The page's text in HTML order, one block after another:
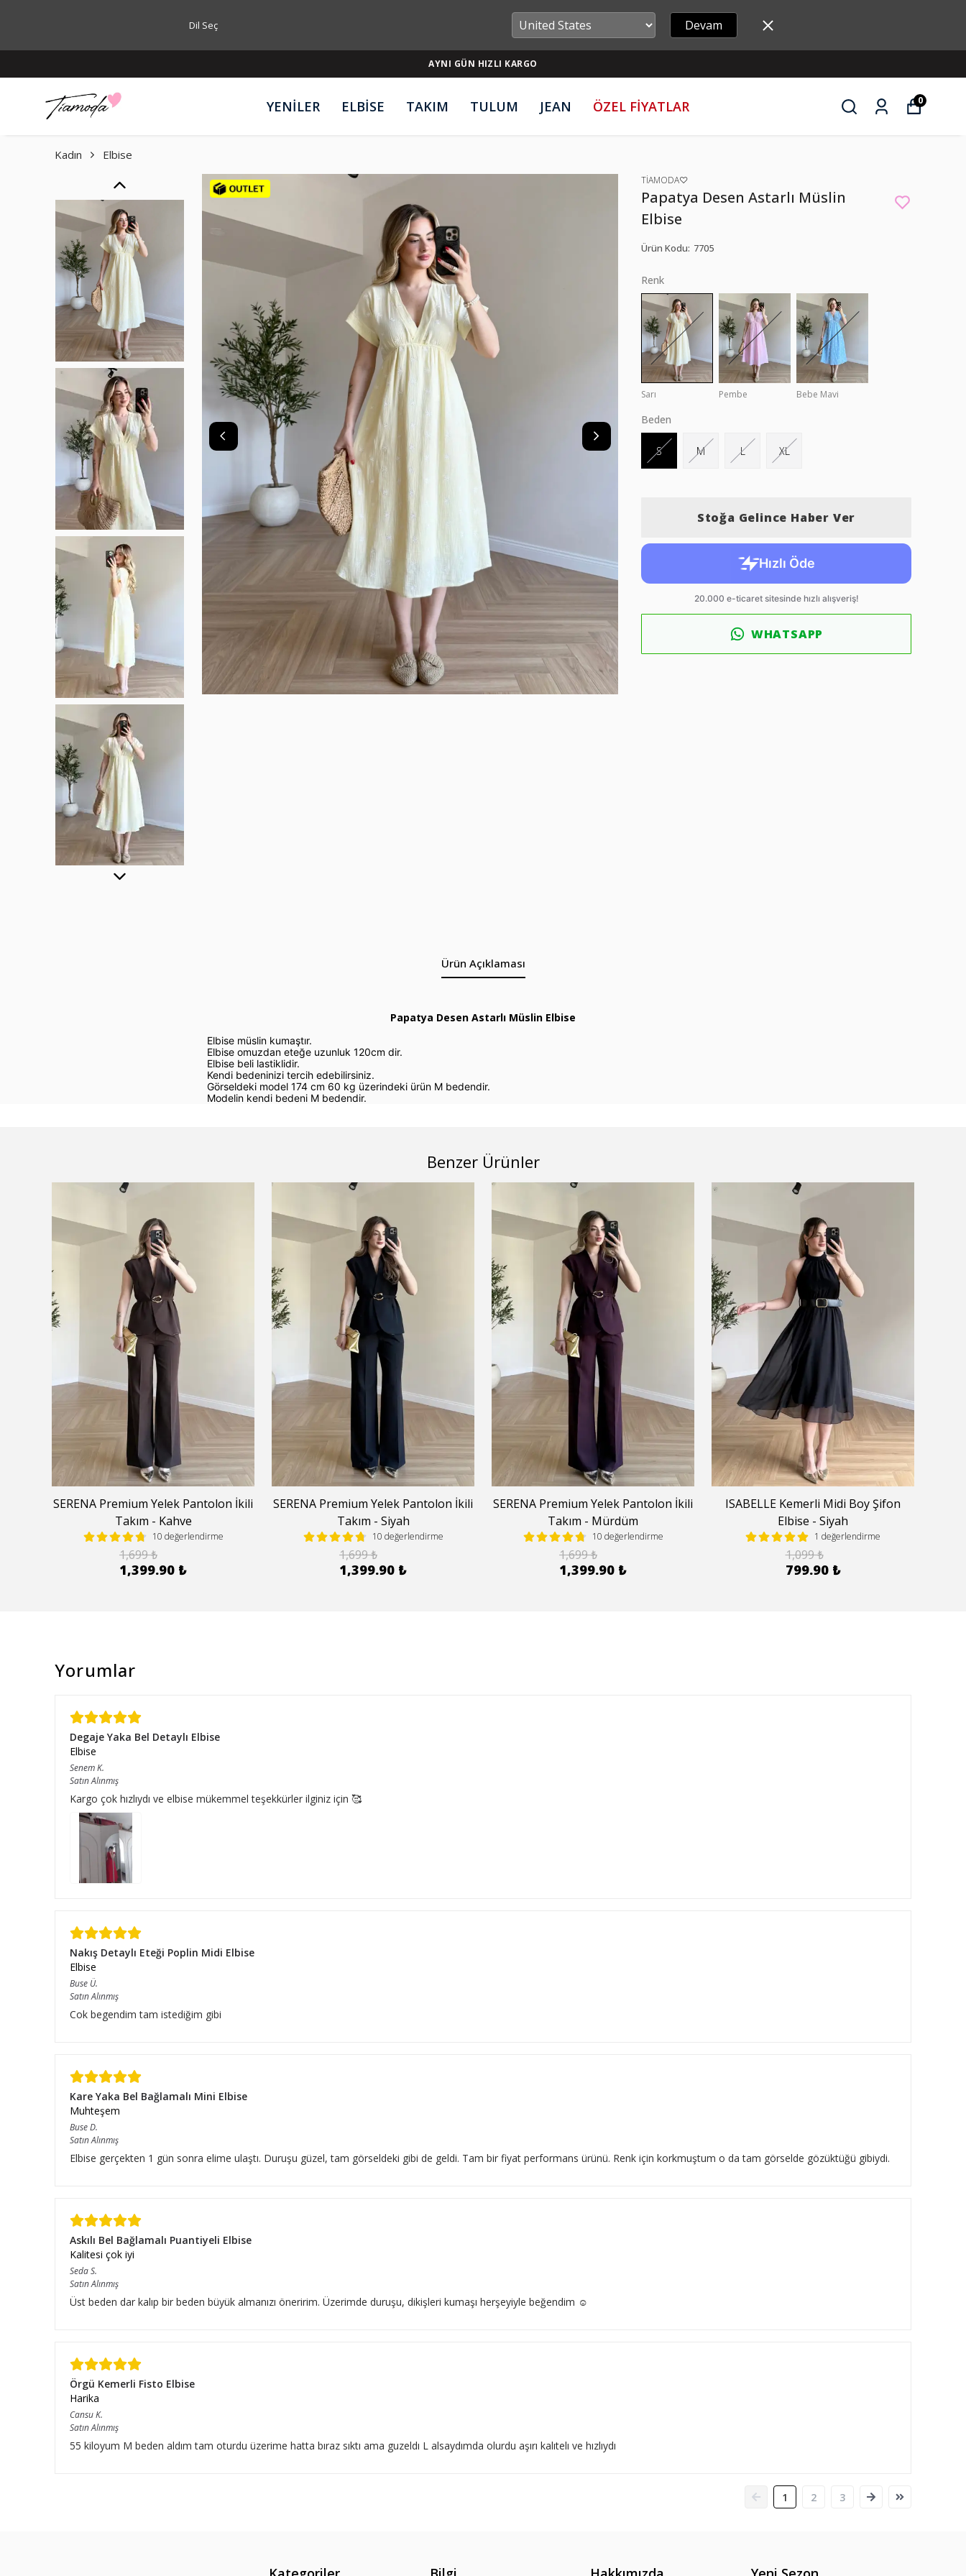
Dil Seç Devam
AYNI GÜN HIZLI KARGO
YENİLER ELBİSE TAKIM TULUM JEAN ÖZEL FİYATLAR 0
Kadın Elbise
TİAMODA♡
Papatya Desen Astarlı Müslin
Elbise
Ürün Kodu: 7705
Renk
Sarı Pembe Bebe Mavi
Beden
S M L XL
Stoğa Gelince Haber Ver
WHATSAPP
Ürün Açıklaması
Papatya Desen Astarlı Müslin Elbise
Elbise müslin kumaştır.
Elbise omuzdan eteğe uzunluk 120cm dir.
Elbise beli lastiklidir.
Kendi bedeninizi tercih edebilirsiniz.
Görseldeki model 174 cm 60 kg üzerindeki ürün M bedendir.
Modelin kendi bedeni M bedendir.
Benzer Ürünler
SERENA Premium Yelek Pantolon İkili
Takım - Kahve
10 değerlendirme
1,699 ₺
1,399.90 ₺
SERENA Premium Yelek Pantolon İkili
Takım - Siyah
10 değerlendirme
1,699 ₺
1,399.90 ₺
SERENA Premium Yelek Pantolon İkili
Takım - Mürdüm
10 değerlendirme
1,699 ₺
1,399.90 ₺
ISABELLE Kemerli Midi Boy Şifon
Elbise - Siyah
1 değerlendirme
1,099 ₺
799.90 ₺
Yorumlar
Degaje Yaka Bel Detaylı Elbise
Elbise
SenemK.
Satın Alınmış
Kargo çok hızlıydı ve elbise mükemmel teşekkürler ilginiz için 🥰
Nakış Detaylı Eteği Poplin Midi Elbise
Elbise
Buse Ü.
Satın Alınmış
Cok begendim tam istediğim gibi
Kare Yaka Bel Bağlamalı Mini Elbise
Muhteşem
BuseD.
Satın Alınmış
Elbise gerçekten 1 gün sonra elime ulaştı. Duruşu güzel, tam görseldeki gibi de geldi. Tam bir fiyat performans ürünü. Renk için korkmuştum o da tam görselde gözüktüğü gibiydi.
Askılı Bel Bağlamalı Puantiyeli Elbise
Kalitesi çok iyi
SedaS.
Satın Alınmış
Üst beden dar kalıp bir beden büyük almanızı öneririm. Üzerimde duruşu, dikişleri kumaşı herşeyiyle beğendim ☺️
Örgü Kemerli Fisto Elbise
Harika
CansuK.
Satın Alınmış
55 kiloyum M beden aldım tam oturdu üzerime hatta bıraz sıktı ama guzeldı L alsaydımda olurdu aşırı kalıtelı ve hızlıydı
1 2 3